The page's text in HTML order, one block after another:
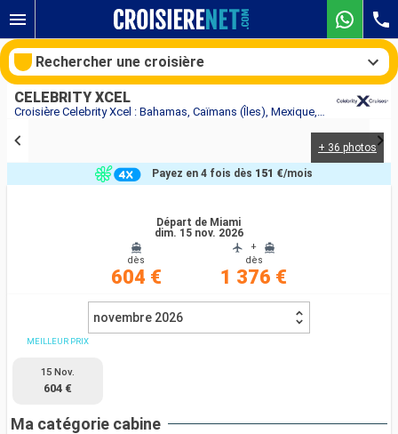
Croisière Celebrity Xcel : Bahamas, Caïmans (Îles), Mexique, États-Unis au départ de Miami
CELEBRITY XCEL
+ 36 photos
Départ de Miami
dim. 15 nov. 2026
dès
604 €
+
dès
1 376 €
Payez en 4 fois dès 151 €/mois
novembre 2026
MEILLEUR PRIX
15 Nov.
604 €
Ma catégorie cabine
Rechercher une croisière
Nos destinations
Compagnies
Rechercher